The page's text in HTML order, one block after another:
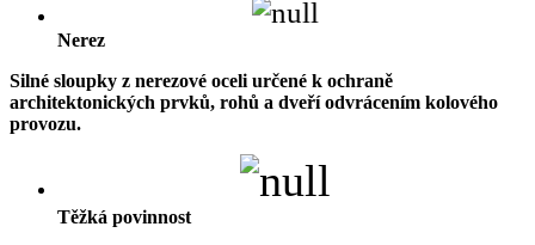
Nerez
Silné sloupky z nerezové oceli určené k ochraně
architektonických prvků, rohů a dveří odvrácením kolového
provozu.
Těžká povinnost